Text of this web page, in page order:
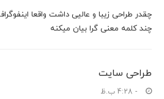
چقدر طراحی زیبا و عالیی داشت واقعا
چند کلمه معنی گرا بیان میکنه
طراحی سایت
- 4:28 ب.ظ